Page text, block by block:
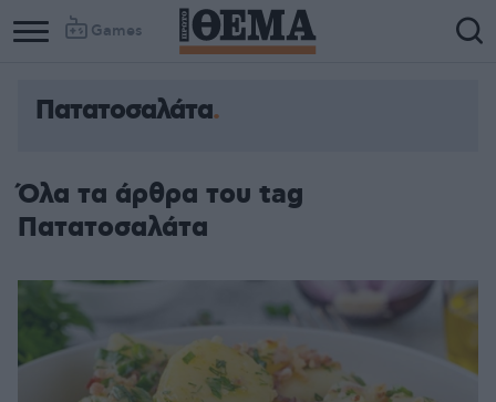
Games
Πατατοσαλάτα
Όλα τα άρθρα του tag
Πατατοσαλάτα